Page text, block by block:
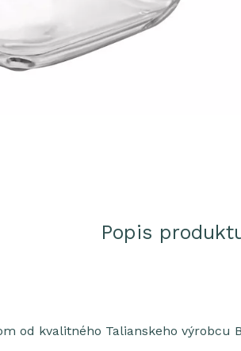
Popis
od kvalitného Talianskeho výrobcu